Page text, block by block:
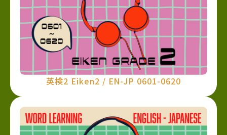
英検2 Eiken2 / EN-JP 0601-0620